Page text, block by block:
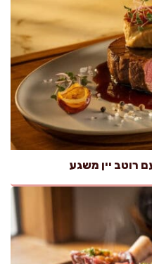
רוטב יין משגע